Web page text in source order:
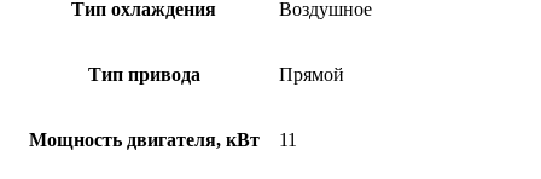
Тип охлаждения Воздушное
Тип привода Прямой
Мощность двигателя, кВт 11